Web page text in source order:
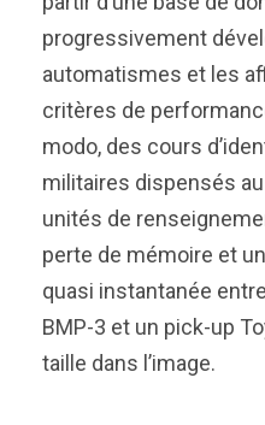
progressivement
automatismes et les
critères de
modo, des cours
militaires dispensés
unités de
perte de mémoire et
quasi instantanée
BMP-3 et un pick-up
taille dans l’image.